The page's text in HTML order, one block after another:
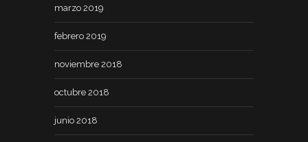
marzo 2019
febrero 2019
noviembre 2018
octubre 2018
junio 2018